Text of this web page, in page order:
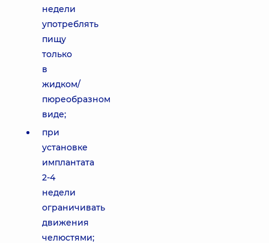
недели
употреблять
пищу
только
в
жидком/
пюреобразном
виде;
при
установке
имплантата
2-4
недели
ограничивать
движения
челюстями;